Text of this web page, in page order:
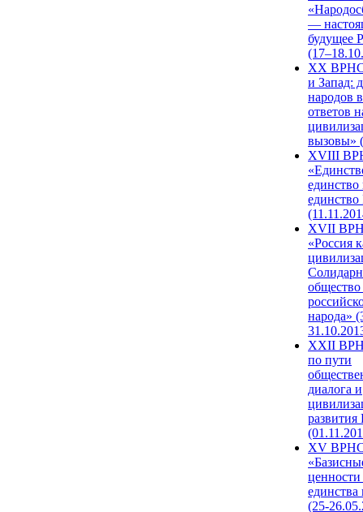
—
будущее
XX ВРНС
и Запад:
народов
ответов
вызовы»
XVIII
единство
единство
XVII
«Россия
народа»
XXII
по пути
диалога и
развития
XV
единства
(25-